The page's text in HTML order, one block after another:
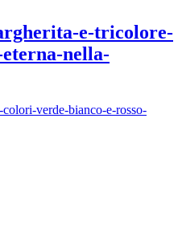
e-tricolore-
nella-